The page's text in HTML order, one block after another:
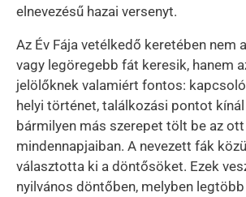
elnevezésű hazai versenyt.
Az Év Fája vetélkedő keretében nem
vagy legöregebb fát keresik, hanem
jelölőknek valamiért fontos:
helyi történet, találkozási pontot
bármilyen más szerepet tölt be az
mindennapjaiban. A nevezett fák
választotta ki a döntősöket. Ezek
nyilvános döntőben, melyben legtöbb